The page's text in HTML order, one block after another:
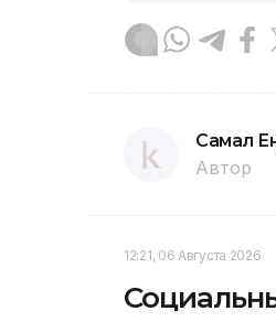
Самал
Автор
12:21, 06 Августа 2026